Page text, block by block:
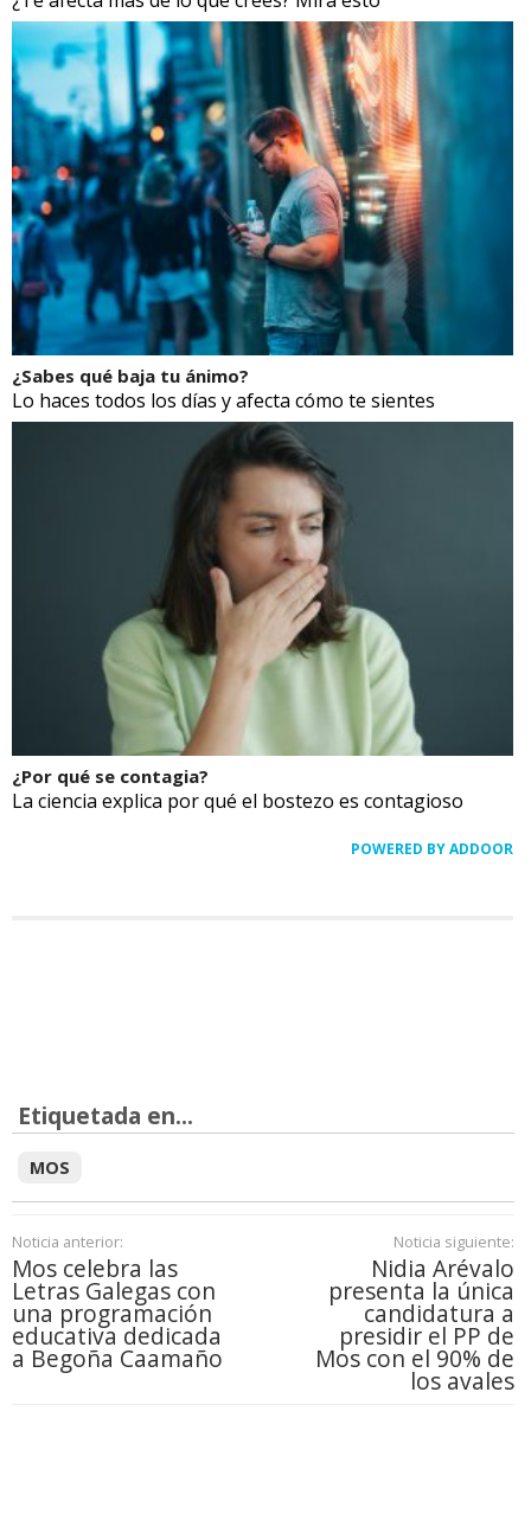
¿Sabes qué baja tu ánimo?
Lo haces todos los días y afecta cómo te sientes
¿Por qué se contagia?
La ciencia explica por qué el bostezo es contagioso
POWERED BY ADDOOR
Etiquetada en...
MOS
Noticia anterior:
Mos celebra las
Letras Galegas con
una programación
educativa dedicada
a Begoña Caamaño
Noticia siguiente:
Nidia Arévalo
presenta la única
candidatura a
presidir el PP de
Mos con el 90% de
los avales